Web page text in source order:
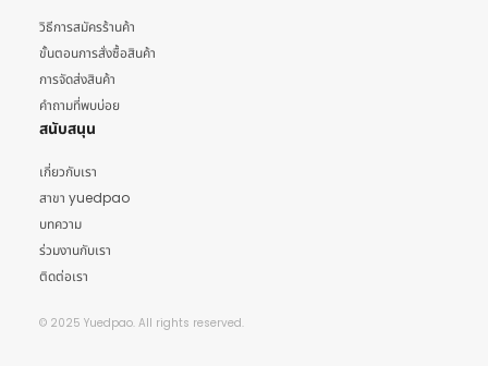
วิธีการสมัครร้านค้า
ขั้นตอนการสั่งซื้อสินค้า
การจัดส่งสินค้า
คำถามที่พบบ่อย
สนับสนุน
เกี่ยวกับเรา
สาขา yuedpao
บทความ
ร่วมงานกับเรา
ติดต่อเรา
© 2025 Yuedpao. All rights reserved.